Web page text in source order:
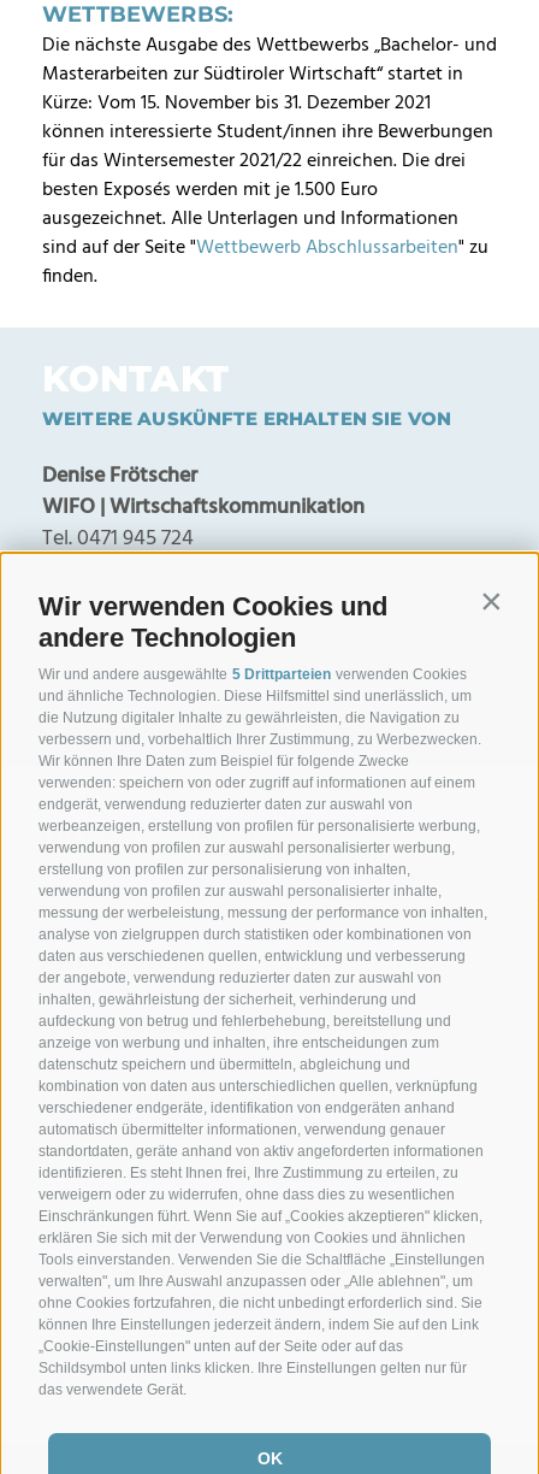
Wir verwenden Cookies und
andere Technologien
Wir und andere ausgewählte 5 Drittparteien verwenden Cookies
und ähnliche Technologien. Diese Hilfsmittel sind unerlässlich, um
die Nutzung digitaler Inhalte zu gewährleisten, die Navigation zu
verbessern und, vorbehaltlich Ihrer Zustimmung, zu Werbezwecken.
Wir können Ihre Daten zum Beispiel für folgende Zwecke
verwenden: speichern von oder zugriff auf informationen auf einem
endgerät, verwendung reduzierter daten zur auswahl von
werbeanzeigen, erstellung von profilen für personalisierte werbung,
verwendung von profilen zur auswahl personalisierter werbung,
erstellung von profilen zur personalisierung von inhalten,
verwendung von profilen zur auswahl personalisierter inhalte,
messung der werbeleistung, messung der performance von inhalten,
analyse von zielgruppen durch statistiken oder kombinationen von
daten aus verschiedenen quellen, entwicklung und verbesserung
der angebote, verwendung reduzierter daten zur auswahl von
inhalten, gewährleistung der sicherheit, verhinderung und
aufdeckung von betrug und fehlerbehebung, bereitstellung und
anzeige von werbung und inhalten, ihre entscheidungen zum
datenschutz speichern und übermitteln, abgleichung und
kombination von daten aus unterschiedlichen quellen, verknüpfung
verschiedener endgeräte, identifikation von endgeräten anhand
automatisch übermittelter informationen, verwendung genauer
standortdaten, geräte anhand von aktiv angeforderten informationen
identifizieren. Es steht Ihnen frei, Ihre Zustimmung zu erteilen, zu
verweigern oder zu widerrufen, ohne dass dies zu wesentlichen
Einschränkungen führt. Wenn Sie auf „Cookies akzeptieren" klicken,
erklären Sie sich mit der Verwendung von Cookies und ähnlichen
Tools einverstanden. Verwenden Sie die Schaltfläche „Einstellungen
verwalten", um Ihre Auswahl anzupassen oder „Alle ablehnen", um
ohne Cookies fortzufahren, die nicht unbedingt erforderlich sind. Sie
können Ihre Einstellungen jederzeit ändern, indem Sie auf den Link
„Cookie-Einstellungen" unten auf der Seite oder auf das
Schildsymbol unten links klicken. Ihre Einstellungen gelten nur für
das verwendete Gerät.
OK
WETTBEWERBS:
Die nächste Ausgabe des Wettbewerbs „Bachelor- und
Masterarbeiten zur Südtiroler Wirtschaft“ startet in
Kürze: Vom 15. November bis 31. Dezember 2021
können interessierte Student/innen ihre Bewerbungen
für das Wintersemester 2021/22 einreichen. Die drei
besten Exposés werden mit je 1.500 Euro
ausgezeichnet. Alle Unterlagen und Informationen
sind auf der Seite "Wettbewerb Abschlussarbeiten" zu
finden.
KONTAKT
WEITERE AUSKÜNFTE ERHALTEN SIE VON
Denise Frötscher
WIFO | Wirtschaftskommunikation
Tel. 0471 945 724
Georg Lun
WIFO-Direktor
Tel. 0471 945 708
georg.lun@handelskammer.bz.it
I-39100 Bozen
Südtiroler Straße 60
T +39 0471 945 708
wifo@handelskammer.bz.it
MwSt.-Nr.: 01716880214
IMPRESSUM|TRANSPARENTE VERWALTUNG|ERKLÄRUNG ZUR BARRIEREFREIHEIT
MELDUNG|HINWEIS KI|SITEMAPCOOKIE-RICHTLINIE PRIVACY
COOKIE PRÄFERENZEN